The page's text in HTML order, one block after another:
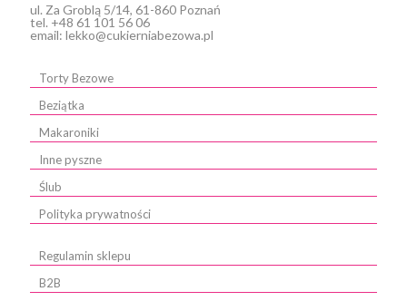
ul. Za Groblą 5/14, 61-860 Poznań
tel. +48 61 101 56 06
email: lekko@cukierniabezowa.pl
Torty Bezowe
Beziątka
Makaroniki
Inne pyszne
Ślub
Polityka prywatności
Regulamin sklepu
B2B